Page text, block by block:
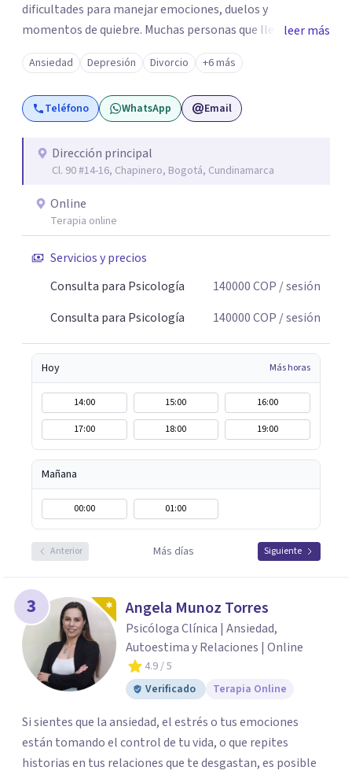
dificultades para manejar emociones, duelos y
momentos de quiebre. Muchas personas que llegan a
consulta no solo cargan con un síntoma: sienten que sus
propias reacciones emocionales les complican más la
vida. Desde ahí trabajamos. No busco eliminar el
malestar a la fuerza. Prefiero entender qué lo sostiene y
forma presencial y también online.
leer más
Ansiedad Depresión Divorcio +6 más
Teléfono WhatsApp Email
Dirección principal
Cl. 90 #14-16, Chapinero, Bogotá, Cundinamarca
Online
Terapia online
Servicios y precios
Consulta para Psicología
140000COP / sesión
Consulta para Psicología
140000COP / sesión
Hoy Más horas
14:00 15:00
16:00
17:00
18:00 19:00
Mañana
00:00 01:00
Anterior Más días Siguiente
3 Angela Munoz Torres
Psicóloga Clínica | Ansiedad,
Autoestima y Relaciones | Online
4.9/ 5
Verificado
Terapia Online
Si sientes que la ansiedad, el estrés o tus emociones
están tomando el control de tu vida, o que repites
historias en tus relaciones que te desgastan, es posible